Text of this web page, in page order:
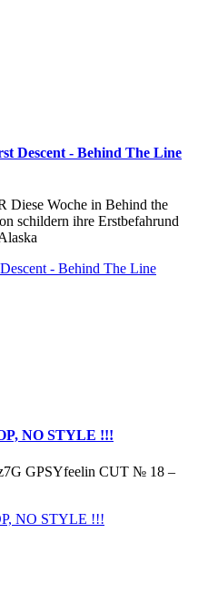
Descent - Behind The Line
Diese Woche in Behind the
schildern ihre Erstbefahrund
- Behind The Line
NO STYLE !!!
GPSYfeelin CUT № 18 –
NO STYLE !!!